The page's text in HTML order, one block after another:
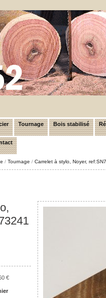
Tournage Bois stabilisé
/ Tournage / Carrelet à stylo, Noyer,
€